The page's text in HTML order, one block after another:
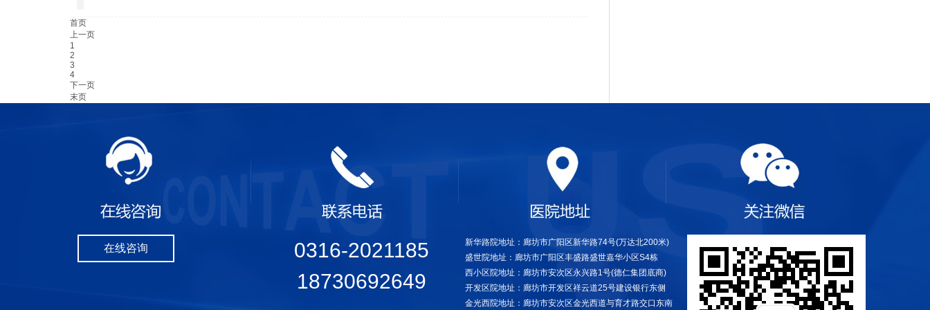
首页
上一页
1
2
3
4
下一页
末页
在线咨询 0316-2021185
18730692649
新华路院地址：廊坊市广阳区新华路74号(万达北200米)
盛世院地址：廊坊市广阳区丰盛路盛世嘉华小区S4栋
西小区院地址：廊坊市安次区永兴路1号(德仁集团底商)
开发区院地址：廊坊市开发区祥云道25号建设银行东侧
金光西院地址：廊坊市安次区金光西道与育才路交口东南